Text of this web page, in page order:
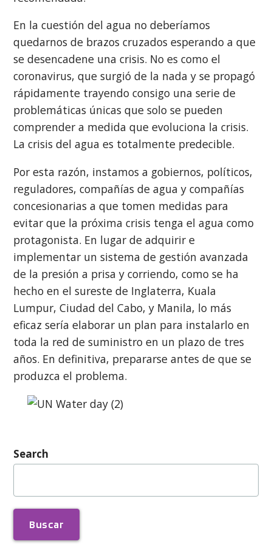
En la cuestión del agua no deberíamos
quedarnos de brazos cruzados esperando a que
se desencadene una crisis. No es como el
coronavirus, que surgió de la nada y se propagó
rápidamente trayendo consigo una serie de
problemáticas únicas que solo se pueden
comprender a medida que evoluciona la crisis.
La crisis del agua es totalmente predecible.
Por esta razón, instamos a gobiernos, políticos,
reguladores, compañías de agua y compañías
concesionarias a que tomen medidas para
evitar que la próxima crisis tenga el agua como
protagonista. En lugar de adquirir e
implementar un sistema de gestión avanzada
de la presión a prisa y corriendo, como se ha
hecho en el sureste de Inglaterra, Kuala
Lumpur, Ciudad del Cabo, y Manila, lo más
eficaz sería elaborar un plan para instalarlo en
toda la red de suministro en un plazo de tres
años. En definitiva, prepararse antes de que se
produzca el problema.
Search
Buscar: